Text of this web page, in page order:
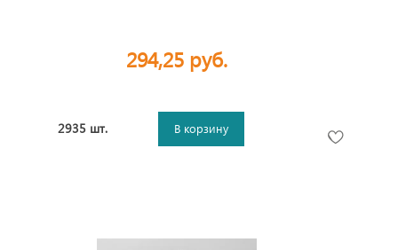
294,25 руб.
2935 шт. В корзину